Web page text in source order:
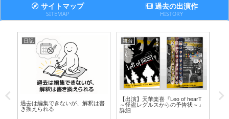
サイトマップ
SITEMAP
過去の出演作
HISTORY
日記
過去は編集できないが、解釈は書
き換えられる
舞台
【出演】天華楽喜『Leo of hearT
～怪盗レグルスからの予告状～』
詳細